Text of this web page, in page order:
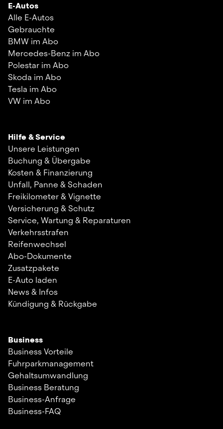
E-Autos
Alle E-Autos
Gebrauchte
BMW im Abo
Mercedes-Benz im Abo
Polestar im Abo
Skoda im Abo
Tesla im Abo
VW im Abo
Hilfe & Service
Unsere Leistungen
Buchung & Übergabe
Kosten & Finanzierung
Unfall, Panne & Schaden
Freikilometer & Vignette
Versicherung & Schutz
Service, Wartung & Reparaturen
Verkehrsstrafen
Reifenwechsel
Abo-Dokumente
Zusatzpakete
E-Auto laden
News & Infos
Kündigung & Rückgabe
Business
Business Vorteile
Fuhrparkmanagement
Gehaltsumwandlung
Business Beratung
Business-Anfrage
Business-FAQ